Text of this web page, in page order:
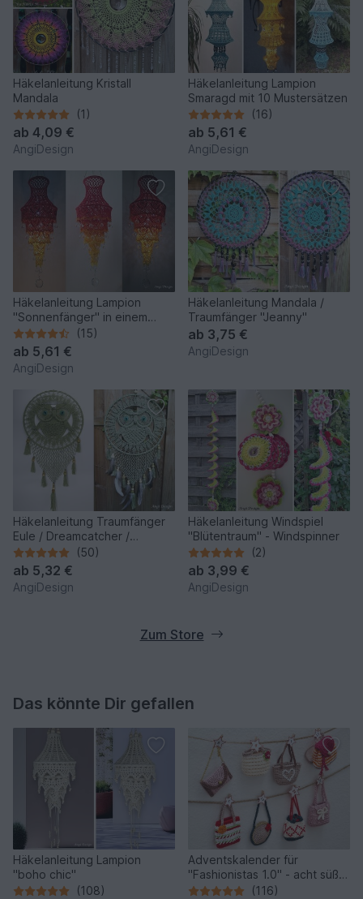
Häkelanleitung Kristall
Mandala
(1)
ab 4,09 €
AngiDesign
Häkelanleitung Lampion
Smaragd mit 10 Mustersätzen
(16)
ab 5,61 €
AngiDesign
Häkelanleitung Lampion
"Sonnenfänger" in einem
Stück gehäkelt
(15)
ab 5,61 €
AngiDesign
Häkelanleitung Mandala /
Traumfänger "Jeanny"
ab 3,75 €
AngiDesign
Häkelanleitung Traumfänger
Eule / Dreamcatcher /
Mandala / Fensterbild
(50)
ab 5,32 €
AngiDesign
Häkelanleitung Windspiel
"Blütentraum" - Windspinner
(2)
ab 3,99 €
AngiDesign
Zum Store
Das könnte Dir gefallen
Häkelanleitung Lampion
"boho chic"
(108)
Adventskalender für
"Fashionistas 1.0" - acht süße
Modelle
(116)